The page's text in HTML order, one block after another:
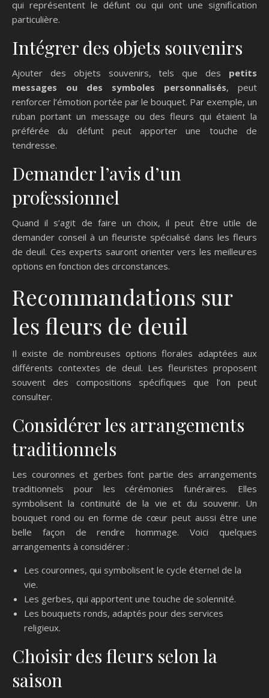
qui représentent le défunt ou qui ont une signification
particulière.
Intégrer des objets souvenirs
Ajouter des objets souvenirs, tels que des petits
messages ou des symboles personnalisés, peut
renforcer l’émotion portée par le bouquet. Par exemple, un
ruban portant un message ou des fleurs qui étaient la
préférée du défunt peut apporter une touche de
tendresse.
Demander l’avis d’un
professionnel
Quand il s’agit de faire un choix, il peut être utile de
demander conseil à un fleuriste spécialisé dans les fleurs
de deuil. Ces experts sauront orienter vers les meilleures
options en fonction des circonstances.
Recommandations sur
les fleurs de deuil
Il existe de nombreuses options florales adaptées aux
différents contextes de deuil. Les fleuristes proposent
souvent des compositions spécifiques que l’on peut
consulter.
Considérer les arrangements
traditionnels
Les couronnes et gerbes font partie des arrangements
traditionnels pour les cérémonies funéraires. Elles
symbolisent la continuité de la vie et du souvenir. Un
bouquet rond ou en forme de cœur peut aussi être une
belle façon de rendre hommage. Voici quelques
arrangements à considérer :
Les couronnes, qui symbolisent le cycle éternel de la
vie.
Les gerbes, qui apportent une touche de solennité.
Les bouquets ronds, adaptés pour des services
religieux.
Choisir des fleurs selon la
saison